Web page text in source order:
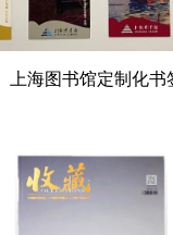
上海图书馆定制化书